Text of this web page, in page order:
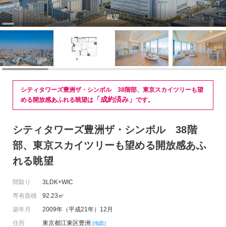
眺望
シティタワーズ豊洲ザ・シンボル 38階部、東京スカイツリーも望
める開放感あふれる眺望は 「成約済み」 です。
シティタワーズ豊洲ザ・シンボル 38階
部、東京スカイツリーも望める開放感あふ
れる眺望
間取り
3LDK+WIC
専有面積
92.23㎡
築年月
2009年（平成21年）12月
住所
東京都江東区豊洲 [地図]